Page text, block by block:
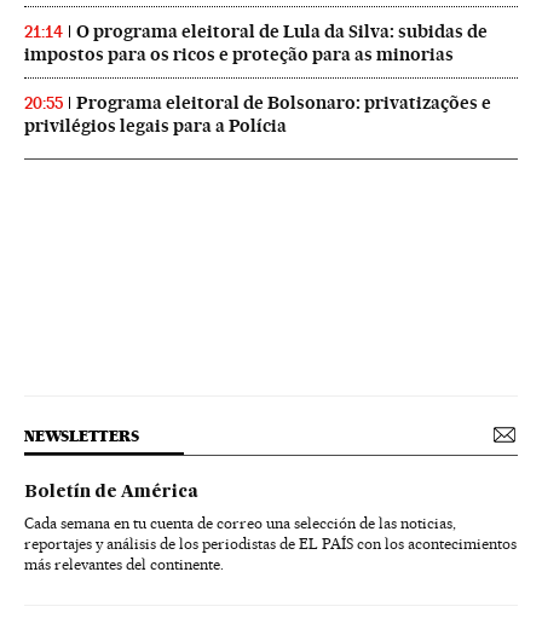
21:14
O programa eleitoral de Lula da Silva: subidas de
impostos para os ricos e proteção para as minorias
20:55
Programa eleitoral de Bolsonaro: privatizações e
privilégios legais para a Polícia
NEWSLETTERS
Boletín de América
Cada semana en tu cuenta de correo una selección de las noticias,
reportajes y análisis de los periodistas de EL PAÍS con los acontecimientos
más relevantes del continente.